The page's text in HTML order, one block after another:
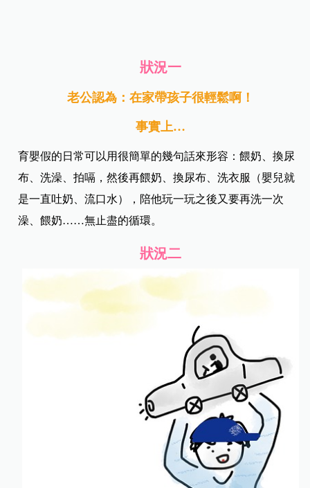
狀況一
老公認為：在家帶孩子很輕鬆啊！
事實上…
育嬰假的日常可以用很簡單的幾句話來形容：餵奶、換尿
布、洗澡、拍嗝，然後再餵奶、換尿布、洗衣服（嬰兒就
是一直吐奶、流口水），陪他玩一玩之後又要再洗一次
澡、餵奶……無止盡的循環。
狀況二